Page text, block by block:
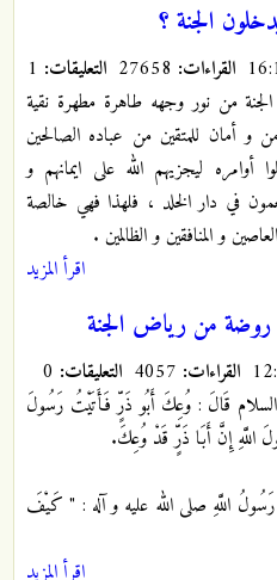
الجنة ؟
القراءات: التعليقات:
من نور وجهه طاهرة مطهرة نقية
و أمان للمتقين من عباده الصالحين
أوامره ليجزيهم الله على ايمانهم و
في دار الخلد ، فلهذا فهي خالصة
و المنافقين و الظالمين .
اقرأ المزيد
روضة من رياض الجنة
القراءات: التعليقات:
السلام قَالَ‏ : وُعِكَ أَبُو ذَرٍّ فَأَتَيْتُ رَسُولَ
اللَّهِ إِنَّ أَبَا ذَرٍّ قَدْ وُعِكَ.
رَسُولُ اللَّهِ صلى الله عليه و آله : " كَيْفَ
اقرأ المزيد